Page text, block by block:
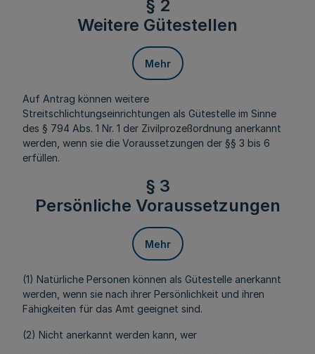
§ 2
Weitere Gütestellen
Mehr
Auf Antrag können weitere
Streitschlichtungseinrichtungen als Gütestelle im Sinne
des § 794 Abs. 1 Nr. 1 der Zivilprozeßordnung anerkannt
werden, wenn sie die Voraussetzungen der §§ 3 bis 6
erfüllen.
§ 3
Persönliche Voraussetzungen
Mehr
(1) Natürliche Personen können als Gütestelle anerkannt
werden, wenn sie nach ihrer Persönlichkeit und ihren
Fähigkeiten für das Amt geeignet sind.
(2) Nicht anerkannt werden kann, wer